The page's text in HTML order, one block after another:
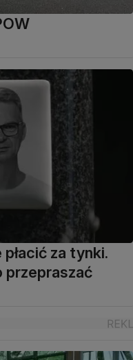
płacić za tynki.
przepraszać